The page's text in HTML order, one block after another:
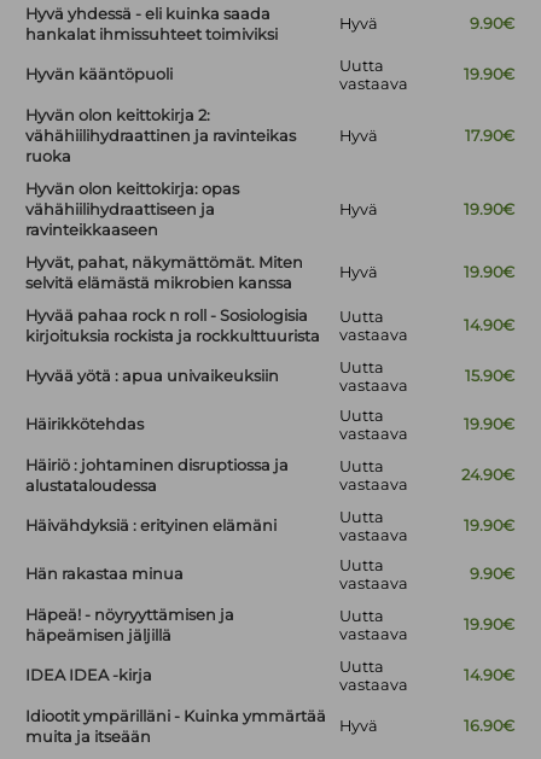
Hyvä yhdessä - eli kuinka saada
hankalat ihmissuhteet toimiviksi
Hyvä 9.90€
Hyvän kääntöpuoli
Uutta
vastaava
19.90€
Hyvän olon keittokirja 2:
vähähiilihydraattinen ja ravinteikas
ruoka
Hyvä 17.90€
Hyvän olon keittokirja: opas
vähähiilihydraattiseen ja
ravinteikkaaseen
Hyvä 19.90€
Hyvät, pahat, näkymättömät. Miten
selvitä elämästä mikrobien kanssa
Hyvä 19.90€
Hyvää pahaa rock n roll - Sosiologisia
kirjoituksia rockista ja rockkulttuurista
Uutta
vastaava
14.90€
Hyvää yötä : apua univaikeuksiin
Uutta
vastaava
15.90€
Häirikkötehdas
Uutta
vastaava
19.90€
Häiriö : johtaminen disruptiossa ja
alustataloudessa
Uutta
vastaava
24.90€
Häivähdyksiä : erityinen elämäni
Uutta
vastaava
19.90€
Hän rakastaa minua
Uutta
vastaava
9.90€
Häpeä! - nöyryyttämisen ja
häpeämisen jäljillä
Uutta
vastaava
19.90€
IDEA IDEA -kirja
Uutta
vastaava
14.90€
Idiootit ympärilläni - Kuinka ymmärtää
muita ja itseään
Hyvä 16.90€